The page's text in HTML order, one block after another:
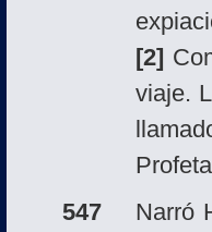
[2]
viaje.
547
Narró